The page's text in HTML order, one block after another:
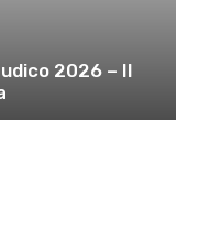
2026 – Il